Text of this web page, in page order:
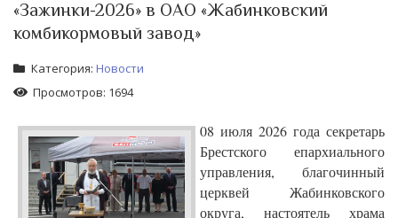
«Зажинки-2026» в ОАО «Жабинковский
комбикормовый завод»
Категория: Новости
Просмотров: 1694
08 июля 2026 года секретарь
Брестского епархиального
управления, благочинный
церквей Жабинковского
округа, настоятель храма